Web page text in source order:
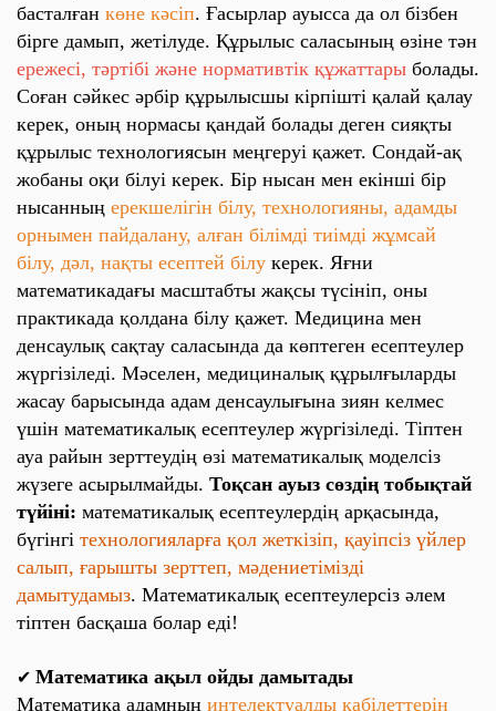
басталған көне кәсіп. Ғасырлар ауысса да ол бізбен
бірге дамып, жетілуде. Құрылыс саласының өзіне тән
ережесі, тәртібі және нормативтік құжаттары болады.
Соған сәйкес әрбір құрылысшы кірпішті қалай қалау
керек, оның нормасы қандай болады деген сияқты
құрылыс технологиясын меңгеруі қажет. Сондай-ақ
жобаны оқи білуі керек. Бір нысан мен екінші бір
нысанның ерекшелігін білу, технологияны, адамды
орнымен пайдалану, алған білімді тиімді жұмсай
білу, дәл, нақты есептей білу керек. Яғни
математикадағы масштабты жақсы түсініп, оны
практикада қолдана білу қажет. Медицина мен
денсаулық сақтау саласында да көптеген есептеулер
жүргізіледі. Мәселен, медициналық құрылғыларды
жасау барысында адам денсаулығына зиян келмес
үшін математикалық есептеулер жүргізіледі. Тіптен
ауа райын зерттеудің өзі математикалық моделсіз
жүзеге асырылмайды. Тоқсан ауыз сөздің тобықтай
түйіні: математикалық есептеулердің арқасында,
бүгінгі технологияларға қол жеткізіп, қауіпсіз үйлер
салып, ғарышты зерттеп, мәдениетімізді
дамытудамыз. Математикалық есептеулерсіз әлем
тіптен басқаша болар еді!
✔ Математика ақыл ойды дамытады
Математика адамның интелектуалды қабілеттерін